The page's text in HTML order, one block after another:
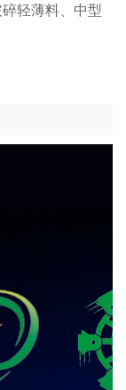
轻薄料、中型